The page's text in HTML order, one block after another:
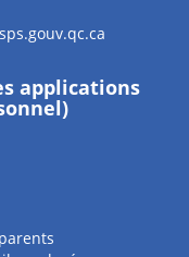
applications